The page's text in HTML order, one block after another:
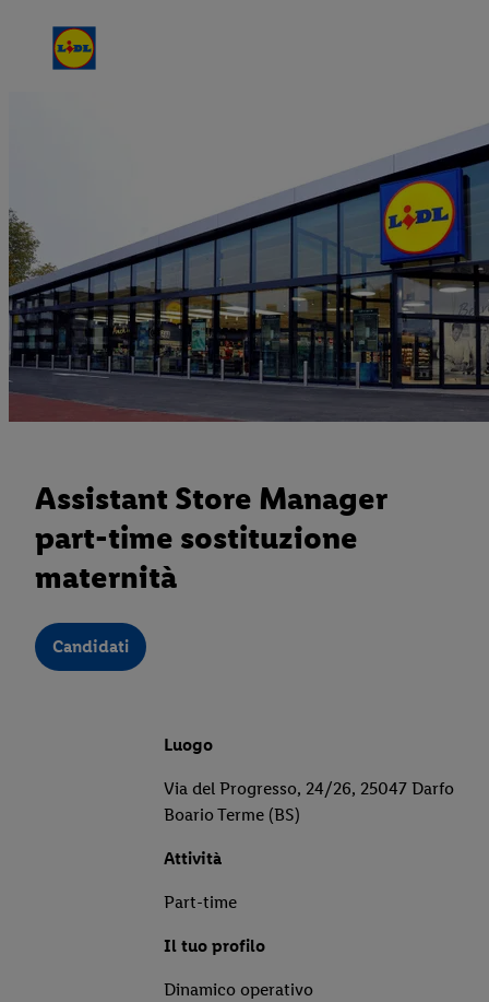
Assistant Store Manager
part-time sostituzione
maternità
Candidati
Luogo
Via del Progresso, 24/26, 25047 Darfo
Boario Terme (BS)
Attività
Part-time
Il tuo profilo
Dinamico operativo